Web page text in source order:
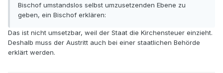
Bischof umstandslos selbst umzusetzenden Ebene zu
geben, ein Bischof erklären:
Das ist nicht umsetzbar, weil der Staat die Kirchensteuer einzieht.
Deshalb muss der Austritt auch bei einer staatlichen Behörde
erklärt werden.